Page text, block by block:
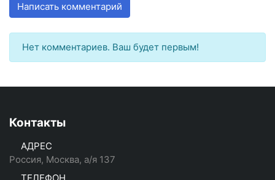
Написать комментарий
Нет комментариев. Ваш будет первым!
Контакты
АДРЕС
Россия, Москва, а/я 137